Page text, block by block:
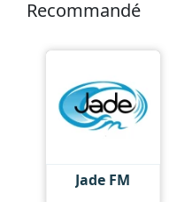
Recommandé
Jade FM